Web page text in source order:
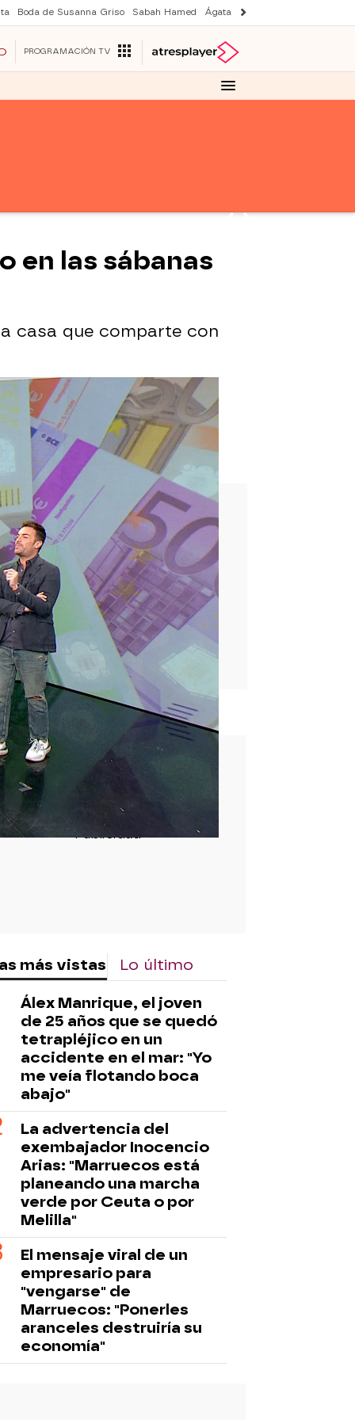
Boda de Susanna Griso Sabah Hamed Ágata y Lola
PROGRAMACIÓN TV
en las sábanas
casa que comparte con
una hora en la calle"
y tanga para que entrara
por sentirse acosada
más vistas Lo último
Álex Manrique, el joven
de 25 años que se quedó
tetrapléjico en un
accidente en el mar: "Yo
me veía flotando boca
abajo"
La advertencia del
exembajador Inocencio
Arias: "Marruecos está
planeando una marcha
verde por Ceuta o por
Melilla"
El mensaje viral de un
empresario para
"vengarse" de
Marruecos: "Ponerles
aranceles destruiría su
economía"